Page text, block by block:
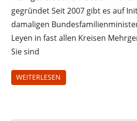
gegründet Seit 2007 gibt es auf
damaligen
Leyen in fast allen Kreisen
Sie sind
WEITERLESEN